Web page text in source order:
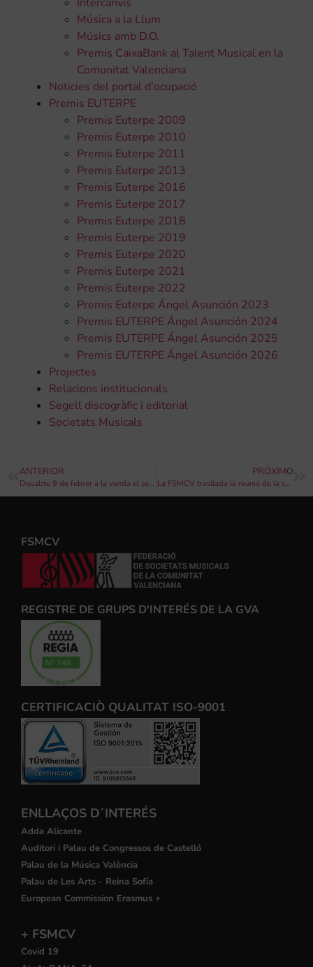
Música a la Llum
Músics amb D.O.
Premis CaixaBank al Talent Musical en la
Comunitat Valenciana
Noticies del portal d'ocupació
Premis EUTERPE
Premis Euterpe 2009
Premis Euterpe 2010
Premis Euterpe 2011
Premis Euterpe 2013
Premis Euterpe 2016
Premis Euterpe 2017
Premis Euterpe 2018
Premis Euterpe 2019
Premis Euterpe 2020
Premis Euterpe 2021
Premis Euterpe 2022
Premis Euterpe Ángel Asunción 2023
Premis EUTERPE Ángel Asunción 2024
Premis EUTERPE Ángel Asunción 2025
Premis EUTERPE Ángel Asunción 2026
Projectes
Relacions institucionals
Segell discogràfic i editorial
Societats Musicals
ANTERIOR
Dissabte 9 de febrer a la venda el segon disc-llibre de la col·lecció “Societats Musicals de la Comunitat Valenciana” amb el diari Levante-EMV
PRÓXIMO
La FSMCV trasllada la reunió de la seua junta directiva al centre d’innovació Las Naves
FSMCV
REGISTRE DE GRUPS D'INTERÉS DE LA GVA
CERTIFICACIÒ QUALITAT ISO-9001
ENLLAÇOS D´INTERÉS
Adda Alicante
Auditori i Palau de Congressos de Castelló
Palau de la Música València
Palau de Les Arts - Reina Sofía
European Commission Erasmus +
+ FSMCV
Covid 19